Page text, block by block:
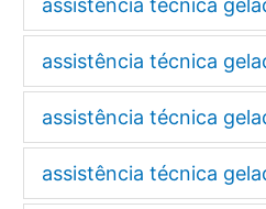
assistência técnica
assistência técnica
assistência técnica
assistência técnica